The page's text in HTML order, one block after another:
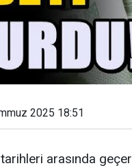
2025 18:51
arasında